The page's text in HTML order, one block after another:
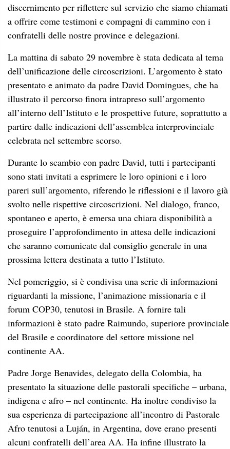
discernimento per riflettere sul servizio che siamo chiamati
a offrire come testimoni e compagni di cammino con i
confratelli delle nostre province e delegazioni.
La mattina di sabato 29 novembre è stata dedicata al tema
dell’unificazione delle circoscrizioni. L’argomento è stato
presentato e animato da padre David Domingues, che ha
illustrato il percorso finora intrapreso sull’argomento
all’interno dell’Istituto e le prospettive future, soprattutto a
partire dalle indicazioni dell’assemblea interprovinciale
celebrata nel settembre scorso.
Durante lo scambio con padre David, tutti i partecipanti
sono stati invitati a esprimere le loro opinioni e i loro
pareri sull’argomento, riferendo le riflessioni e il lavoro già
svolto nelle rispettive circoscrizioni. Nel dialogo, franco,
spontaneo e aperto, è emersa una chiara disponibilità a
proseguire l’approfondimento in attesa delle indicazioni
che saranno comunicate dal consiglio generale in una
prossima lettera destinata a tutto l’Istituto.
Nel pomeriggio, si è condivisa una serie di informazioni
riguardanti la missione, l’animazione missionaria e il
forum COP30, tenutosi in Brasile. A fornire tali
informazioni è stato padre Raimundo, superiore provinciale
del Brasile e coordinatore del settore missione nel
continente AA.
Padre Jorge Benavides, delegato della Colombia, ha
presentato la situazione delle pastorali specifiche – urbana,
indigena e afro – nel continente. Ha inoltre condiviso la
sua esperienza di partecipazione all’incontro di Pastorale
Afro tenutosi a Luján, in Argentina, dove erano presenti
alcuni confratelli dell’area AA. Ha infine illustrato la